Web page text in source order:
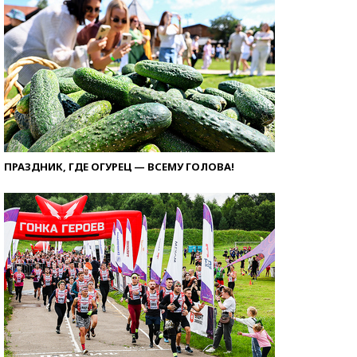
ПРАЗДНИК, ГДЕ ОГУРЕЦ — ВСЕМУ ГОЛОВА!